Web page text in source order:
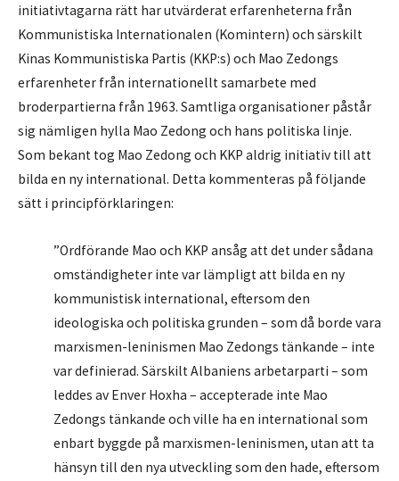
initiativtagarna rätt har utvärderat erfarenheterna från
Kommunistiska Internationalen (Komintern) och särskilt
Kinas Kommunistiska Partis (KKP:s) och Mao Zedongs
erfarenheter från internationellt samarbete med
broderpartierna från 1963. Samtliga organisationer påstår
sig nämligen hylla Mao Zedong och hans politiska linje.
Som bekant tog Mao Zedong och KKP aldrig initiativ till att
bilda en ny international. Detta kommenteras på följande
sätt i principförklaringen:
”Ordförande Mao och KKP ansåg att det under sådana
omständigheter inte var lämpligt att bilda en ny
kommunistisk international, eftersom den
ideologiska och politiska grunden – som då borde vara
marxismen-leninismen Mao Zedongs tänkande – inte
var definierad. Särskilt Albaniens arbetarparti – som
leddes av Enver Hoxha – accepterade inte Mao
Zedongs tänkande och ville ha en international som
enbart byggde på marxismen-leninismen, utan att ta
hänsyn till den nya utveckling som den hade, eftersom